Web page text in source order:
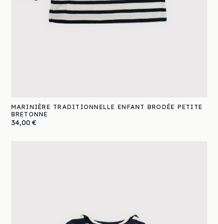
MARINIÈRE TRADITIONNELLE ENFANT BRODÉE PETITE
BRETONNE
Prix
34,00 €